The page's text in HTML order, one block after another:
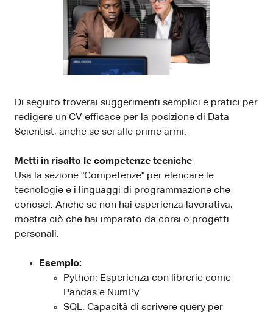
Di seguito troverai suggerimenti semplici e pratici per
redigere un CV efficace per la posizione di Data
Scientist, anche se sei alle prime armi.
Metti in risalto le competenze tecniche
Usa la sezione "Competenze" per elencare le
tecnologie e i linguaggi di programmazione che
conosci. Anche se non hai esperienza lavorativa,
mostra ciò che hai imparato da corsi o progetti
personali.
Esempio:
Python: Esperienza con librerie come
Pandas e NumPy
SQL: Capacità di scrivere query per